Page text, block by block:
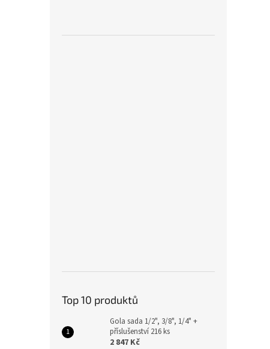
Top 10 produktů
Gola sada 1/2", 3/8", 1/4" +
příslušenství 216 ks
2 847 Kč